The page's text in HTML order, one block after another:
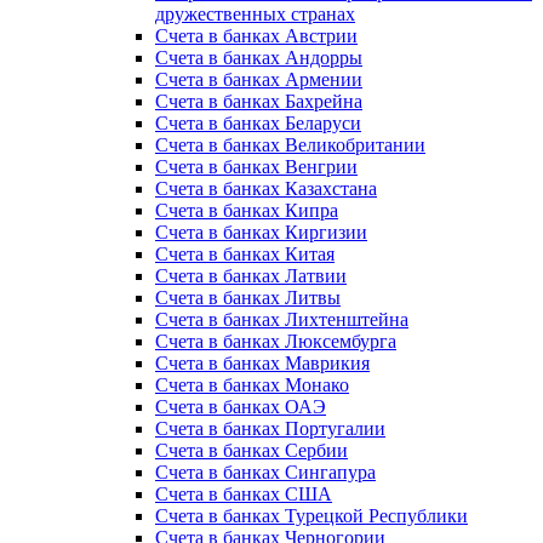
дружественных странах
Счета в банках Австрии
Счета в банках Андорры
Счета в банках Армении
Счета в банках Бахрейна
Счета в банках Беларуси
Счета в банках Великобритании
Счета в банках Венгрии
Счета в банках Казахстана
Счета в банках Кипра
Счета в банках Киргизии
Счета в банках Китая
Счета в банках Латвии
Счета в банках Литвы
Счета в банках Лихтенштейна
Счета в банках Люксембурга
Счета в банках Маврикия
Счета в банках Монако
Счета в банках ОАЭ
Счета в банках Португалии
Счета в банках Сербии
Счета в банках Сингапура
Счета в банках США
Счета в банках Турецкой Республики
Счета в банках Черногории